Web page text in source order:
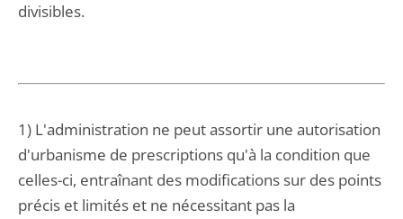
divisibles.
1) L'administration ne peut assortir une autorisation
d'urbanisme de prescriptions qu'à la condition que
celles-ci, entraînant des modifications sur des points
précis et limités et ne nécessitant pas la